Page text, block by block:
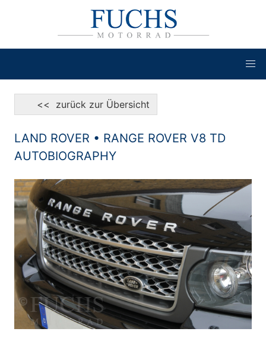
<< zurück zur Übersicht
LAND ROVER • RANGE ROVER V8 TD
AUTOBIOGRAPHY